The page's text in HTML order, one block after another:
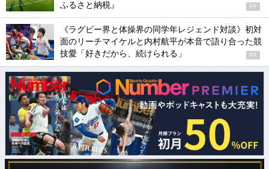
ふるさと納税』
PR
《ラグビー界と体操界の同学年レジェンド対談》初対
面のリーチマイケルと内村航平が本音で語り合った競
技愛「好きだから、続けられる」
PR